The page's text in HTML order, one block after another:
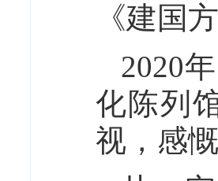
《建国
2020
化陈列
视，感